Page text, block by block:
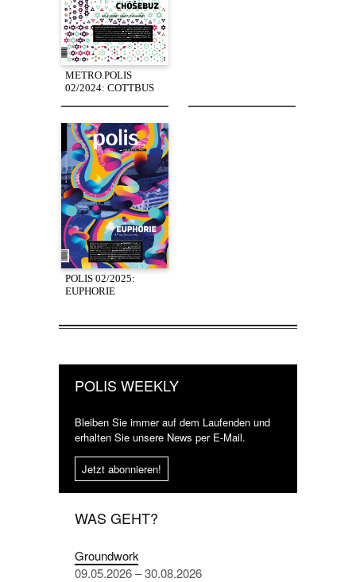
METRO.POLIS
02/2024: COTTBUS
POLIS 02/2025:
EUPHORIE
POLIS WEEKLY
Bleiben Sie immer auf dem Laufenden und
erhalten Sie unsere News per E-Mail.
Jetzt abonnieren!
WAS GEHT?
Groundwork
09.05.2026 – 30.08.2026